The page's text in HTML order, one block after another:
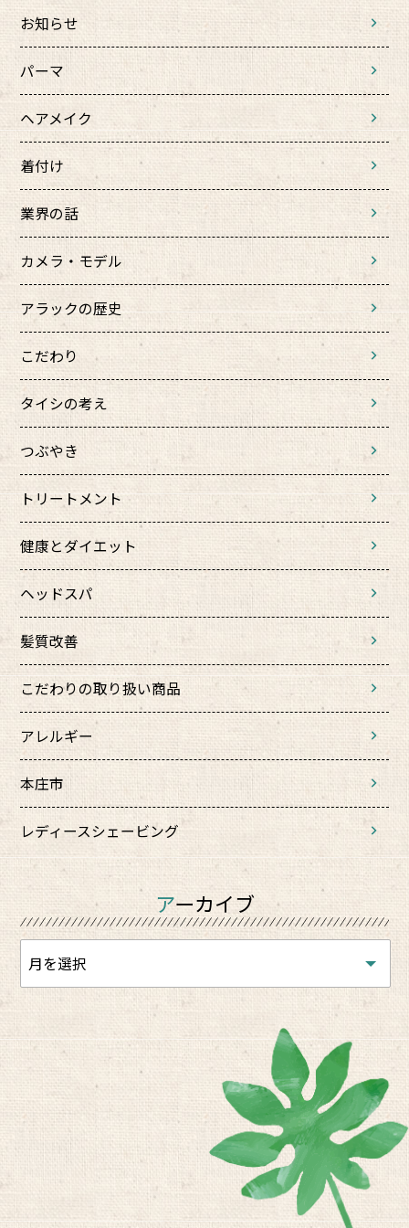
お知らせ
パーマ
ヘアメイク
着付け
業界の話
カメラ・モデル
アラックの歴史
こだわり
タイシの考え
つぶやき
トリートメント
健康とダイエット
ヘッドスパ
髪質改善
こだわりの取り扱い商品
アレルギー
本庄市
レディースシェービング
アーカイブ